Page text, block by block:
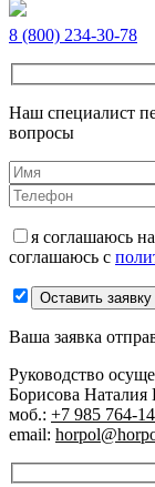
8 (800) 234-30-78
Наш специалист
вопросы
я соглашаюсь на
соглашаюсь с
Оставить заявку
Ваша заявка
Руководство
Борисова Наталия
моб.: +7 985 764-
email: